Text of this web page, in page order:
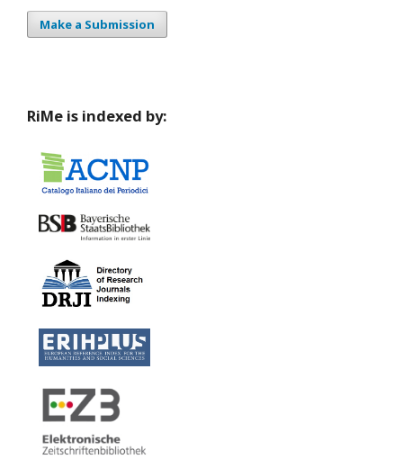
Make a Submission
RiMe is indexed by: